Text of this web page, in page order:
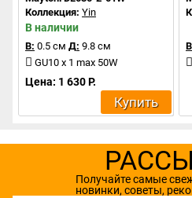
Коллекция: Yin
В наличии
В: 0.5 см Д: 9.8 см
GU10 x 1 max 50W
Цена: 1 630 Р.
Купить
Получайте самые
новинки, советы,